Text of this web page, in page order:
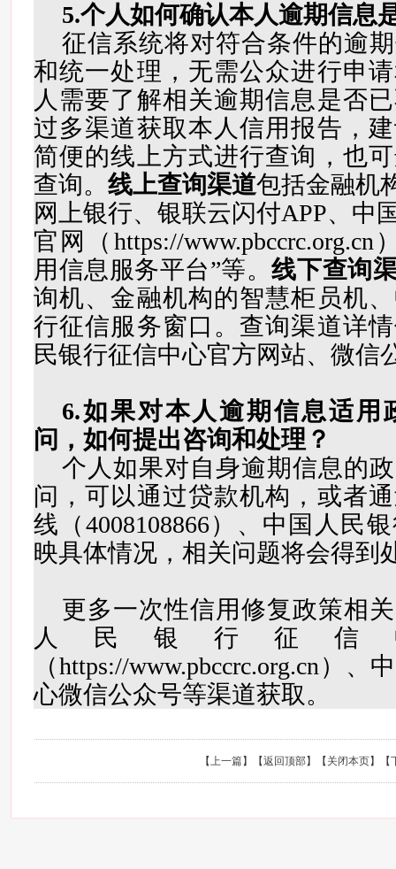
5.个人如何确认本人逾期信息
征信系统将对符合条件的逾
和统一处理，无需公众进行申
人需要了解相关逾期信息是否
过多渠道获取本人信用报告，
简便的线上方式进行查询，也
查询。 线上查询渠道包括金融机
网上银行、银联云闪付APP、中
官网（https://
用信息服务平台”等。线下查询
询机、金融机构的智慧柜员机
行征信服务窗口。查询渠道详
民银行征信中心官方网站、微信
6.如果对本人逾期信息适用
问，如何提出咨询和处理？
个人如果对自身逾期信息的
问，可以通过贷款机构，或者
线（4008108866）、中国人民
映具体情况，相关问题将会得到
更多一次性信用修复政策相
人民银行征信
（https://www.pbccrc.org.cn）
心微信公众号等渠道获取。
【上一篇】【返回顶部】【 关闭本页】【